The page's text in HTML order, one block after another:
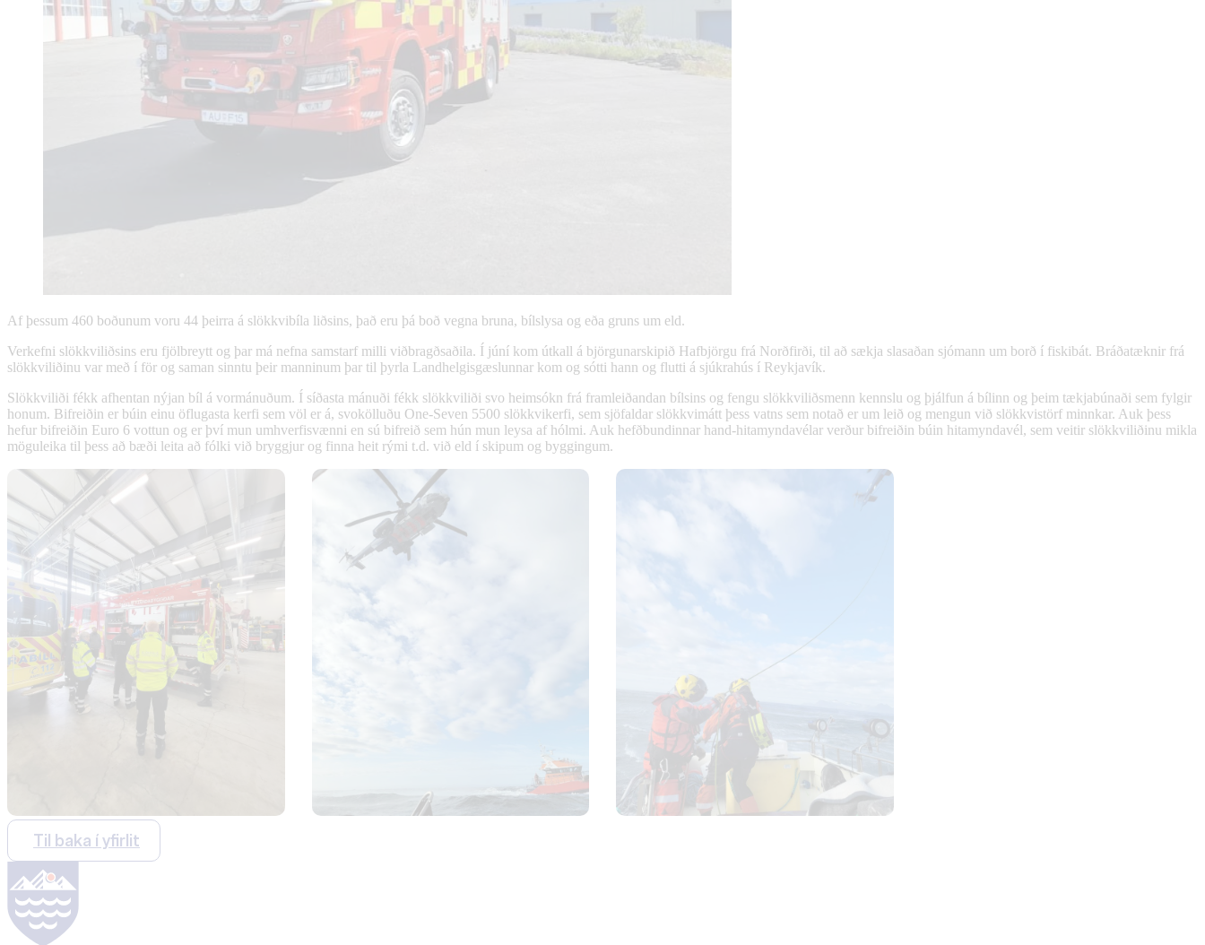
Af þessum 460 boðunum voru 44 þeirra á slökkvibíla liðsins, það eru þá boð vegna bruna, bílslysa og eða gruns um eld.
Verkefni slökkviliðsins eru fjölbreytt og þar má nefna samstarf milli viðbragðsaðila. Í júní kom útkall á björgunarskipið Hafbjörgu frá Norðfirði, til að sækja slasaðan sjómann um borð í fiskibát. Bráðatæknir frá
slökkviliðinu var með í för og saman sinntu þeir manninum þar til þyrla Landhelgisgæslunnar kom og sótti hann og flutti á sjúkrahús í Reykjavík.
Slökkviliði fékk afhentan nýjan bíl á vormánuðum. Í síðasta mánuði fékk slökkviliði svo heimsókn frá framleiðandan bílsins og fengu slökkviliðsmenn kennslu og þjálfun á bílinn og þeim tækjabúnaði sem fylgir
honum. Bifreiðin er búin einu öflugasta kerfi sem völ er á, svokölluðu One-Seven 5500 slökkvikerfi, sem sjöfaldar slökkvimátt þess vatns sem notað er um leið og mengun við slökkvistörf minnkar. Auk þess
hefur bifreiðin Euro 6 vottun og er því mun umhverfisvænni en sú bifreið sem hún mun leysa af hólmi. Auk hefðbundinnar hand-hitamyndavélar verður bifreiðin búin hitamyndavél, sem veitir slökkviliðinu mikla
möguleika til þess að bæði leita að fólki við bryggjur og finna heit rými t.d. við eld í skipum og byggingum.
Til baka í yfirlit